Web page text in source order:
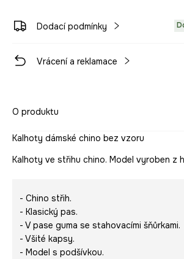
Dodací podmínky
Vrácení a reklamace
O produktu
Kalhoty dámské chino bez vzoru
Kalhoty ve střihu chino. Model vyroben z
- Chino střih.
- Klasický pas.
- V pase guma se stahovacími šňůrkami.
- Všité kapsy.
- Model s podšívkou.